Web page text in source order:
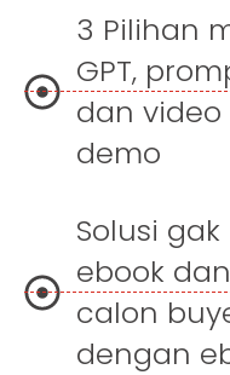
3 Pilihan
GPT,
dan
demo
Solusi
ebook
calon
dengan